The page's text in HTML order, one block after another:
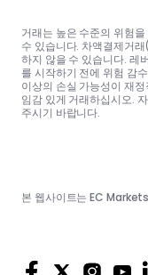
거래는 높은 수준의 위험
수 있습니다. 차액결제거
하지 않을 수 있습니다. 레
를 시작하기 전에 위험 감
이상의 손실 가능성이 재
임감 있게 거래하십시오.
주시기 바랍니다.
본 웹사이트는 EC